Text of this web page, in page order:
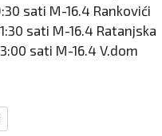
sati M-16.4 Rankovići
sati M-16.4 Ratanjska
sati M-16.4 V.dom
Potres u Jadranskom